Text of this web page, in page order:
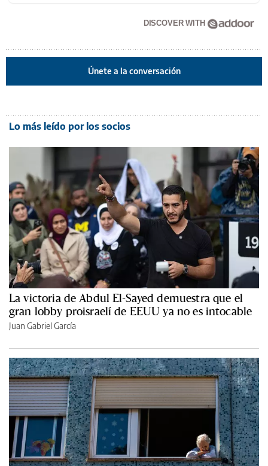
DISCOVER WITH
Únete a la conversación
Lo más leído por los socios
La victoria de Abdul El-Sayed demuestra que el
gran lobby proisraelí de EEUU ya no es intocable
Juan Gabriel García